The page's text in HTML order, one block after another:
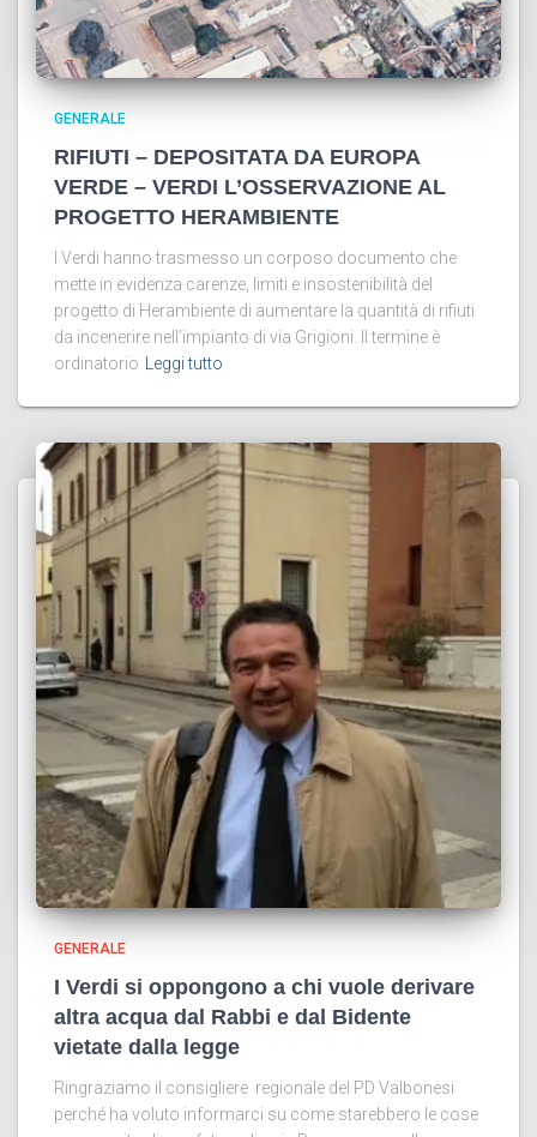
GENERALE
RIFIUTI – DEPOSITATA DA EUROPA
VERDE – VERDI L’OSSERVAZIONE AL
PROGETTO HERAMBIENTE
I Verdi hanno trasmesso un corposo documento che
mette in evidenza carenze, limiti e insostenibilità del
progetto di Herambiente di aumentare la quantità di rifiuti
da incenerire nell’impianto di via Grigioni. Il termine è
ordinatorio
Leggi tutto
GENERALE
I Verdi si oppongono a chi vuole derivare
altra acqua dal Rabbi e dal Bidente
vietate dalla legge
Ringraziamo il consigliere regionale del PD Valbonesi
perché ha voluto informarci su come starebbero le cose